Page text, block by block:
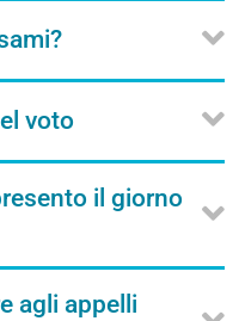
voto
il giorno
agli appelli